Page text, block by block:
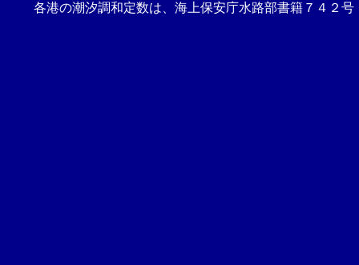
各港の潮汐調和定数は、海上保安庁水路部書籍７４２